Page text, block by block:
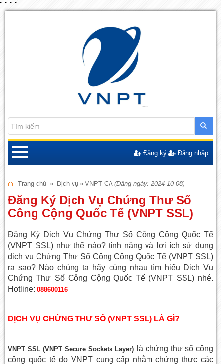
" " " "
Đăng ký Đăng nhập
Trang chủ » Dịch vụ » VNPT CA (Đăng ngày: 2024-10-08)
Đăng Ký Dịch Vụ Chứng Thư Số
Công Cộng Quốc Tế (VNPT SSL)
Đăng Ký Dịch Vụ Chứng Thư Số Công Cộng Quốc Tế
(VNPT SSL) như thế nào? tính năng và lợi ích sử dụng
dịch vụ Chứng Thư Số Công Cộng Quốc Tế (VNPT SSL)
ra sao? Nào chúng ta hãy cùng nhau tìm hiểu Dịch Vụ
Chứng Thư Số Công Cộng Quốc Tế (VNPT SSL) nhé.
Hotline:088600116
DỊCH VỤ CHỨNG THƯ SỐ (VNPT SSL) LÀ GÌ?
VNPT SSL (VNPT Secure Sockets Layer)
là chứng thư số công
cộng quốc tế do VNPT cung cấp nhằm chứng thực các